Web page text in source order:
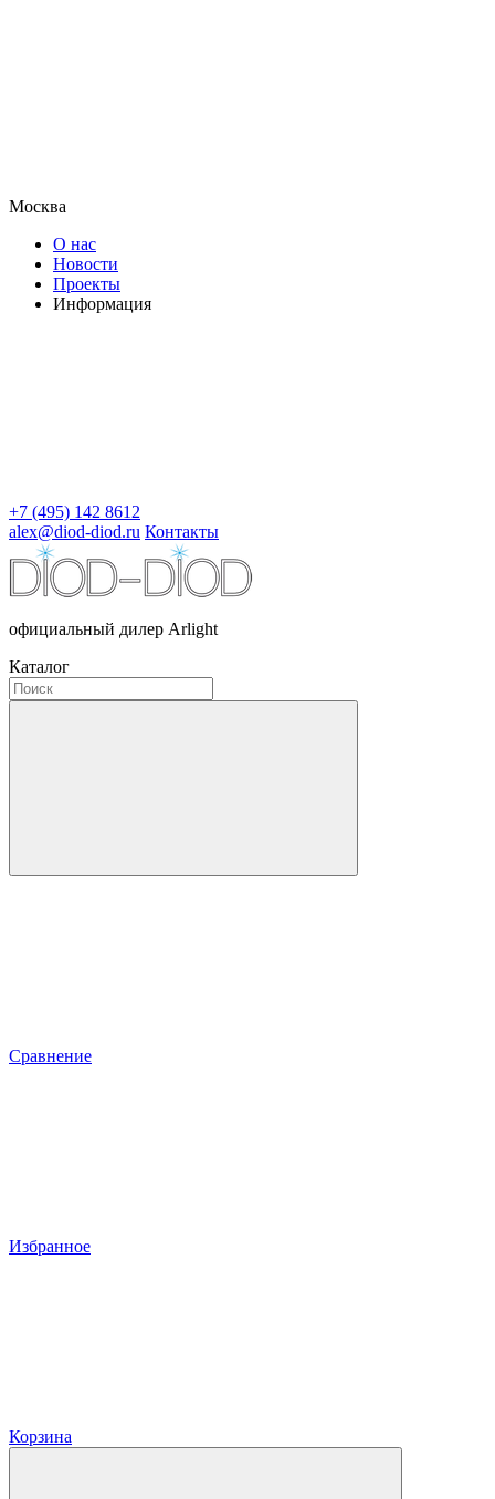
Москва
О нас
Новости
Проекты
Информация
+7 (495) 142 8612
alex@diod-diod.ru Контакты
официальный дилер Arlight
Каталог
Сравнение
Избранное
Корзина